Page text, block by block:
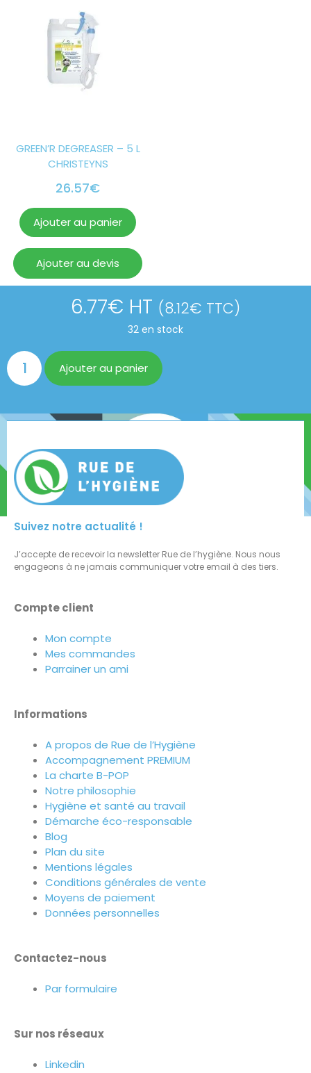
GREEN’R DEGREASER – 5 L
CHRISTEYNS
26.57€
Ajouter au panier
Ajouter au devis
6.77€ HT (8.12€ TTC)
32 en stock
Ajouter au panier
Suivez notre actualité !
J’accepte de recevoir la newsletter Rue de l’hygiène. Nous nous
engageons à ne jamais communiquer votre email à des tiers.
Compte client
Mon compte
Mes commandes
Parrainer un ami
Informations
A propos de Rue de l’Hygiène
Accompagnement PREMIUM
La charte B-POP
Notre philosophie
Hygiène et santé au travail
Démarche éco-responsable
Blog
Plan du site
Mentions légales
Conditions générales de vente
Moyens de paiement
Données personnelles
Contactez-nous
Par formulaire
Sur nos réseaux
Linkedin